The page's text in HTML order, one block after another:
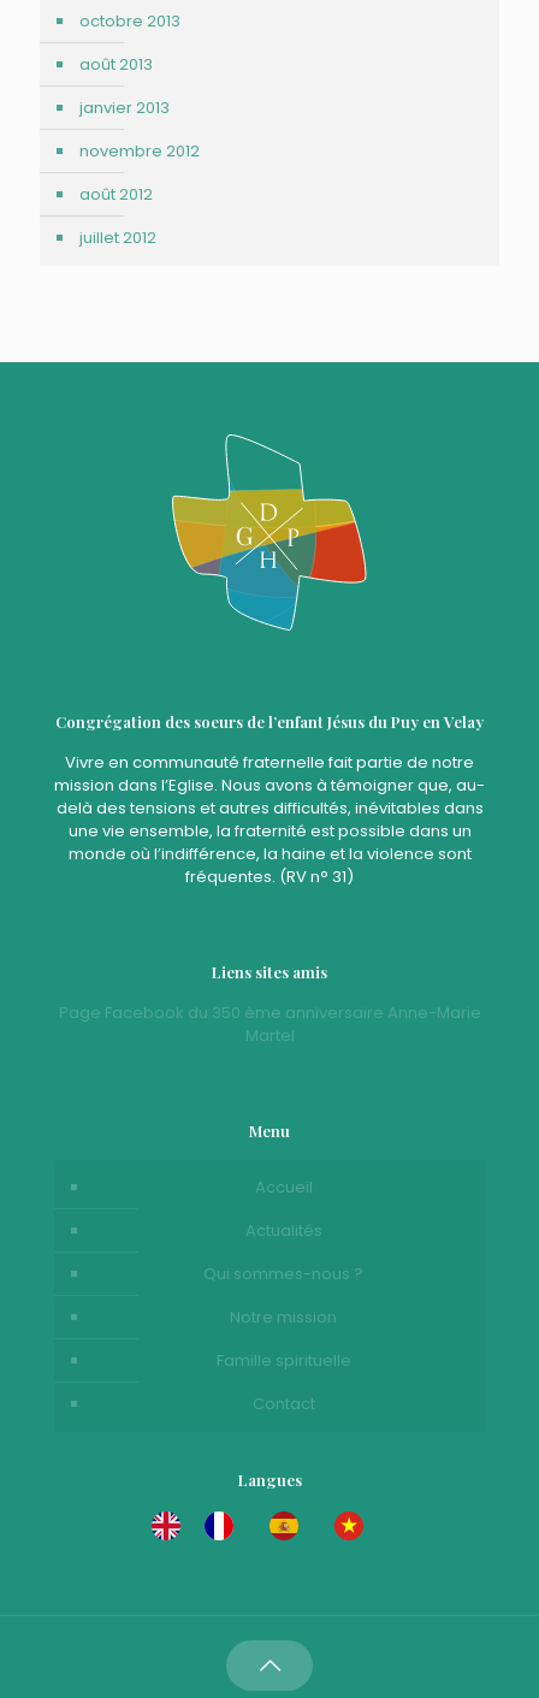
octobre 2013
août 2013
janvier 2013
novembre 2012
août 2012
juillet 2012
Congrégation des soeurs de l’enfant Jésus du Puy en Velay
Vivre en communauté fraternelle fait partie de notre
mission dans l’Eglise. Nous avons à témoigner que, au-
delà des tensions et autres difficultés, inévitables dans
une vie ensemble, la fraternité est possible dans un
monde où l’indifférence, la haine et la violence sont
fréquentes. (RV n° 31)
Liens sites amis
Page Facebook du 350 ème anniversaire Anne-Marie
Martel
Menu
Accueil
Actualités
Qui sommes-nous ?
Notre mission
Famille spirituelle
Contact
Langues